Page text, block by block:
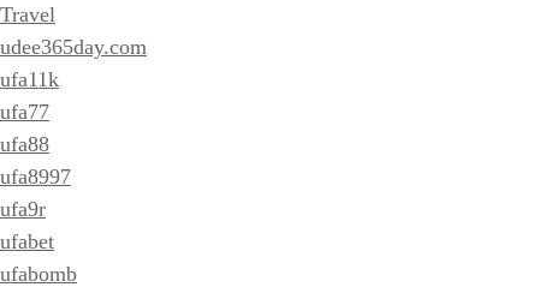
Travel
udee365day.com
ufa11k
ufa77
ufa88
ufa8997
ufa9r
ufabet
ufabomb